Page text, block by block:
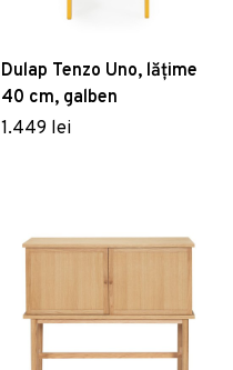
Dulap Tenzo Uno, lățime
40 cm, galben
1.449 lei